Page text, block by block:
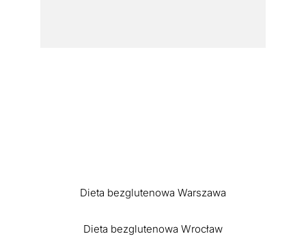
Dieta bezglutenowa Warszawa
Dieta bezglutenowa Wrocław